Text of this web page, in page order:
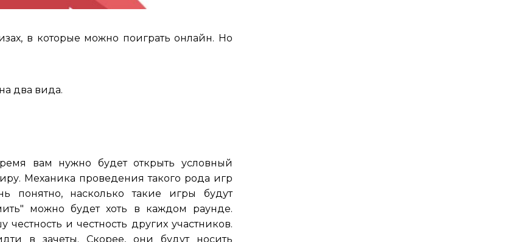
в которые можно поиграть онлайн. Но
два вида.
вам нужно будет открыть условный
Механика проведения такого рода игр
насколько такие игры будут
можно будет хоть в каждом раунде.
и честность других участников.
в зачеты. Скорее, они будут носить